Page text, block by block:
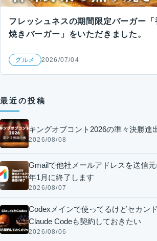
フレッシュネスの期間限定バーガー「
焼きバーガー」をいただきました。
グルメ 2026/07/04
最近の投稿
キングオブコント2026の準々決勝進
2026/08/08
Gmailで他社メールアドレスを送信
年1月に終了します
2026/08/07
Codexメインで使ってるけどセカン
Claude Codeも契約しておきたい
2026/08/06